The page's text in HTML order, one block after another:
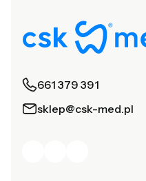
661 379 391
sklep@csk-med.pl